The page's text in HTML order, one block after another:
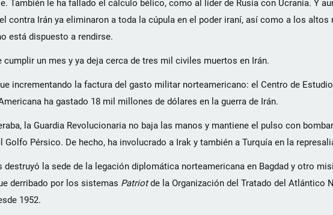
También le ha fallado el cálculo bélico, como al líder de Rusia con Ucrania. Y
contra Irán ya eliminaron a toda la cúpula en el poder iraní, así como a los altos
está dispuesto a rendirse.
un mes y ya deja cerca de tres mil civiles muertos en Irán.
incrementando la factura del gasto militar norteamericano: el Centro de
ha gastado 18 mil millones de dólares en la guerra de Irán.
la Guardia Revolucionaria no baja las manos y mantiene el pulso con
Pérsico. De hecho, ha involucrado a Irak y también a Turquía en la
la sede de la legación diplomática norteamericana en Bagdad y otro
derribado por los sistemas Patriotde la Organización del Tratado del Atlántico
1952.